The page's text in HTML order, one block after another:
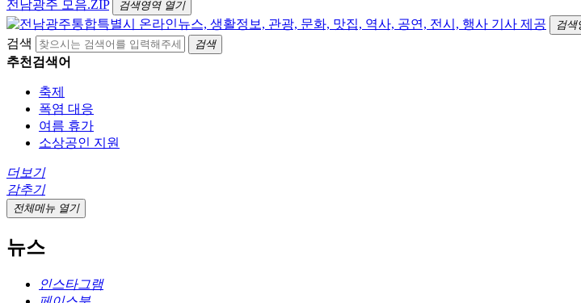
전남광주 모음.ZIP
검색영역 열기
검색
검색 검색
추천검색어
축제
폭염 대응
여름 휴가
소상공인 지원
더보기
감추기
전체메뉴 열기
뉴스
인스타그램